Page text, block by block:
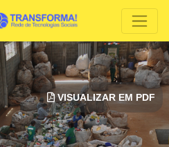
VISUALIZAR EM PDF